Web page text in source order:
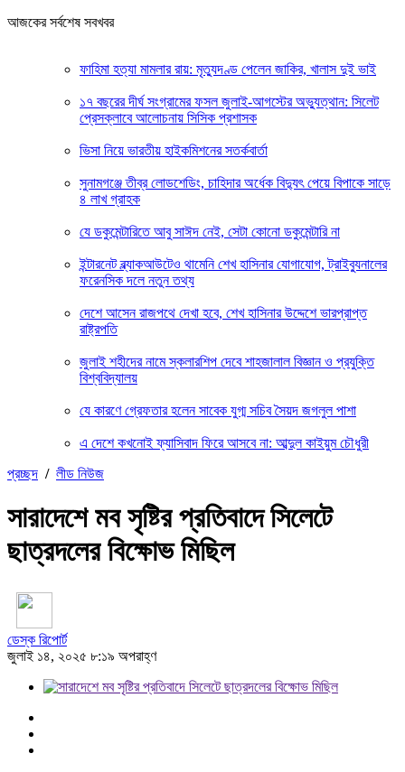
আজকের সর্বশেষ সবখবর
ফাহিমা হত্যা মামলার রায়: মৃত্যুদণ্ড পেলেন জাকির, খালাস দুই ভাই
১৭ বছরের দীর্ঘ সংগ্রামের ফসল জুলাই-আগস্টের অভ্যুত্থান: সিলেট
প্রেসক্লাবে আলোচনায় সিসিক প্রশাসক
ভিসা নিয়ে ভারতীয় হাইকমিশনের সতর্কবার্তা
সুনামগঞ্জে তীব্র লোডশেডিং, চাহিদার অর্ধেক বিদ্যুৎ পেয়ে বিপাকে সাড়ে
৪ লাখ গ্রাহক
যে ডকুমেন্টারিতে আবু সাঈদ নেই, সেটা কোনো ডকুমেন্টারি না
ইন্টারনেট ব্ল্যাকআউটেও থামেনি শেখ হাসিনার যোগাযোগ, ট্রাইব্যুনালের
ফরেনসিক দলে নতুন তথ্য
দেশে আসেন রাজপথে দেখা হবে, শেখ হাসিনার উদ্দেশে ভারপ্রাপ্ত
রাষ্ট্রপতি
জুলাই শহীদের নামে স্কলারশিপ দেবে শাহজালাল বিজ্ঞান ও প্রযুক্তি
বিশ্ববিদ্যালয়
যে কারণে গ্রেফতার হলেন সাবেক যুগ্ম সচিব সৈয়দ জগলুল পাশা
এ দেশে কখনোই ফ্যাসিবাদ ফিরে আসবে না: আব্দুল কাইয়ুম চৌধুরী
প্রচ্ছদ / লীড নিউজ
সারাদেশে মব সৃষ্টির প্রতিবাদে সিলেটে
ছাত্রদলের বিক্ষোভ মিছিল
ডেস্ক রিপোর্ট
জুলাই ১৪, ২০২৫ ৮:১৯ অপরাহ্ণ